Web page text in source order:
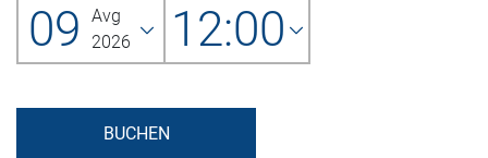
09
Avg
2026
12:00
BUCHEN